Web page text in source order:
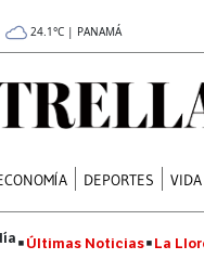
24.1°C | PANAMÁ
DEPORTES
Últimas Noticias La